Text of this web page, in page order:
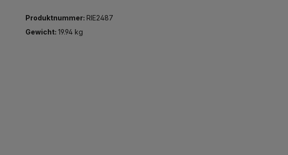
Produktnummer: RIE2487
Gewicht: 19.94 kg